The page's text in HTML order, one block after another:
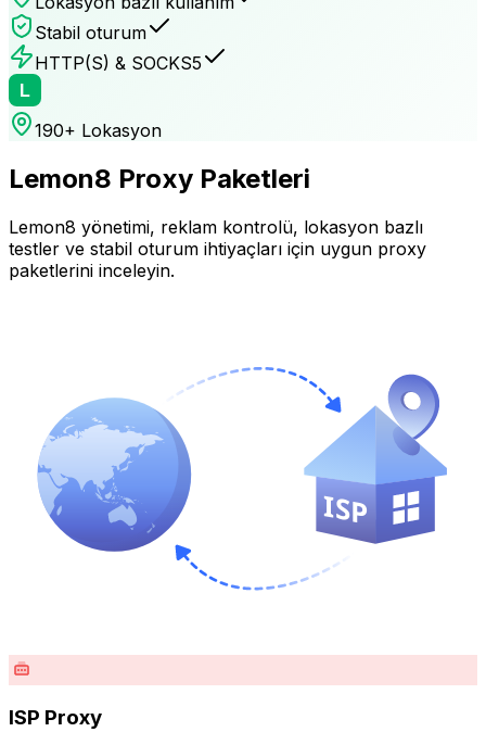
Stabil oturum
HTTP(S) & SOCKS5
190+ Lokasyon
Lemon8 Proxy Paketleri
Lemon8 yönetimi, reklam kontrolü, lokasyon bazlı
testler ve stabil oturum ihtiyaçları için uygun proxy
paketlerini inceleyin.
ISP Proxy